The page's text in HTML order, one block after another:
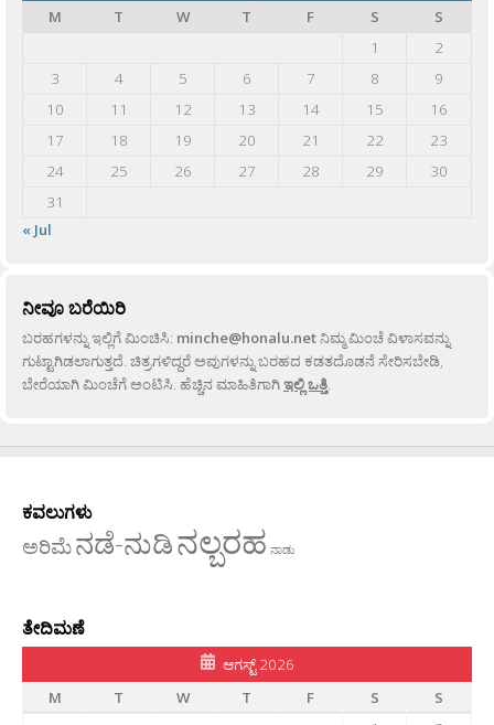
M
T W T F S
S
1
2
3
4 5 6 7 8
9
10
11 12 13 14 15
16
17
18 19 20 21 22
23
24
25 26 27 28 29
30
31
« Jul
ನೀವೂ ಬರೆಯಿರಿ
ಬರಹಗಳನ್ನು ಇಲ್ಲಿಗೆ ಮಿಂಚಿಸಿ: minche@honalu.netನಿಮ್ಮ ಮಿಂಚೆ ವಿಳಾಸವನ್ನು
ಗುಟ್ಟಾಗಿಡಲಾಗುತ್ತದೆ. ಚಿತ್ರಗಳಿದ್ದರೆ ಅವುಗಳನ್ನು ಬರಹದ ಕಡತದೊಡನೆ ಸೇರಿಸಬೇಡಿ,
ಬೇರೆಯಾಗಿ ಮಿಂಚೆಗೆ ಅಂಟಿಸಿ. ಹೆಚ್ಚಿನ ಮಾಹಿತಿಗಾಗಿಇಲ್ಲಿ ಒತ್ತಿ.
ಕವಲುಗಳು
ಅರಿಮೆನಡೆ-ನುಡಿನಲ್ಬರಹ ನಾಡು
ತೇದಿಮಣೆ
ಆಗಸ್ಟ್ 2026
M
T W T F S
S